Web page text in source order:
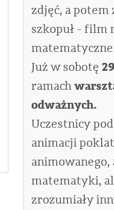
zdjęć, a
szkopuł - film
Już w sobotę
ramach
odważnych.
Uczestnicy
animacji
matematyki,
zrozumiały